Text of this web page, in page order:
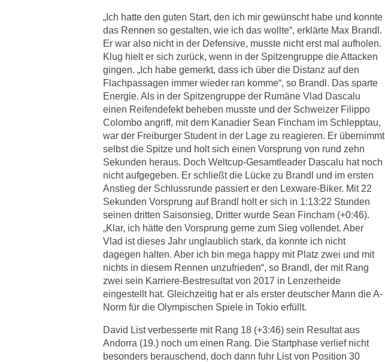
„Ich hatte den guten Start, den ich mir gewünscht habe und konnte
das Rennen so gestalten, wie ich das wollte“, erklärte Max Brandl.
Er war also nicht in der Defensive, musste nicht erst mal aufholen.
Klug hielt er sich zurück, wenn in der Spitzengruppe die Attacken
gingen. „Ich habe gemerkt, dass ich über die Distanz auf den
Flachpassagen immer wieder ran komme“, so Brandl. Das sparte
Energie. Als in der Spitzengruppe der Rumäne Vlad Dascalu
einen Reifendefekt beheben musste und der Schweizer Filippo
Colombo angriff, mit dem Kanadier Sean Fincham im Schlepptau,
war der Freiburger Student in der Lage zu reagieren. Er übernimmt
selbst die Spitze und holt sich einen Vorsprung von rund zehn
Sekunden heraus. Doch Weltcup-Gesamtleader Dascalu hat noch
nicht aufgegeben. Er schließt die Lücke zu Brandl und im ersten
Anstieg der Schlussrunde passiert er den Lexware-Biker. Mit 22
Sekunden Vorsprung auf Brandl holt er sich in 1:13:22 Stunden
seinen dritten Saisonsieg, Dritter wurde Sean Fincham (+0:46).
„Klar, ich hätte den Vorsprung gerne zum Sieg vollendet. Aber
Vlad ist dieses Jahr unglaublich stark, da konnte ich nicht
dagegen halten. Aber ich bin mega happy mit Platz zwei und mit
nichts in diesem Rennen unzufrieden“, so Brandl, der mit Rang
zwei sein Karriere-Bestresultat von 2017 in Lenzerheide
eingestellt hat. Gleichzeitig hat er als erster deutscher Mann die A-
Norm für die Olympischen Spiele in Tokio erfüllt.
David List verbesserte mit Rang 18 (+3:46) sein Resultat aus
Andorra (19.) noch um einen Rang. Die Startphase verlief nicht
besonders berauschend, doch dann fuhr List von Position 30